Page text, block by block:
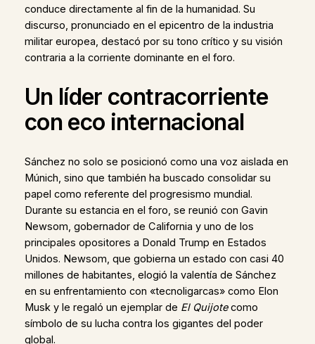
conduce directamente al fin de la humanidad. Su
discurso, pronunciado en el epicentro de la industria
militar europea, destacó por su tono crítico y su visión
contraria a la corriente dominante en el foro.
Un líder contracorriente
con eco internacional
Sánchez no solo se posicionó como una voz aislada en
Múnich, sino que también ha buscado consolidar su
papel como referente del progresismo mundial.
Durante su estancia en el foro, se reunió con Gavin
Newsom, gobernador de California y uno de los
principales opositores a Donald Trump en Estados
Unidos. Newsom, que gobierna un estado con casi 40
millones de habitantes, elogió la valentía de Sánchez
en su enfrentamiento con «tecnoligarcas» como Elon
Musk y le regaló un ejemplar de El Quijotecomo
símbolo de su lucha contra los gigantes del poder
global.